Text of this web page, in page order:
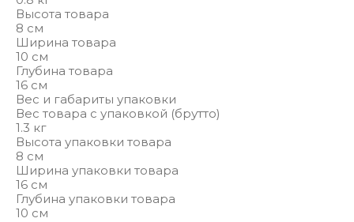
Высота товара
8 см
Ширина товара
10 см
Глубина товара
16 см
Вес и габариты упаковки
Вес товара с упаковкой (брутто)
1.3 кг
Высота упаковки товара
8 см
Ширина упаковки товара
16 см
Глубина упаковки товара
10 см